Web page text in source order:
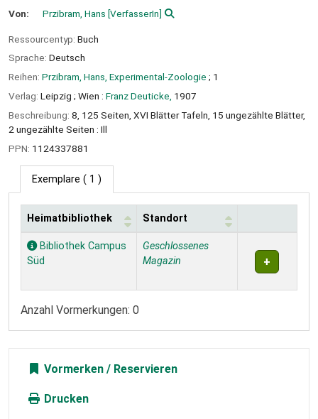
Von: Przibram, Hans [VerfasserIn]
Ressourcentyp: Buch
Sprache: Deutsch
Reihen: Przibram, Hans, Experimental-Zoologie ; 1
Verlag: Leipzig ; Wien : Franz Deuticke, 1907
Beschreibung: 8, 125 Seiten, XVI Blätter Tafeln, 15 ungezählte Blätter,
2 ungezählte Seiten : Ill
PPN: 1124337881
Exemplare ( 1 )
Exemplare
Heimatbibliothek Standort
Bibliothek Campus
Süd
Geschlossenes
Magazin
Anzahl Vormerkungen: 0
Vormerken
Drucken